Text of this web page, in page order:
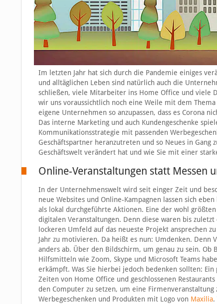
Im letzten Jahr hat sich durch die Pandemie einiges
und alltäglichen Leben sind natürlich auch die
schließen, viele Mitarbeiter ins Home Office und viele
wir uns voraussichtlich noch eine Weile mit dem
eigene Unternehmen so anzupassen, dass es Corona
Das interne Marketing und auch Kundengeschenke
Kommunikationsstrategie mit passenden
Geschäftspartner heranzutreten und so Neues in
Geschäftswelt verändert hat und wie Sie mit einer
Online-Veranstaltungen statt Messen
In der Unternehmenswelt wird seit einger Zeit und
neue Websites und Online-Kampagnen lassen sich
als lokal durchgeführte Aktionen. Eine der wohl
digitalen Veranstaltungen. Denn diese waren bis
lockeren Umfeld auf das neueste Projekt ansprechen
Jahr zu motivieren. Da heißt es nun: Umdenken. Denn
anders ab. Über den Bildschirm, um genau zu sein.
Hilfsmitteln wie Zoom, Skype und Microsoft Teams
erkämpft. Was Sie hierbei jedoch bedenken sollten:
Zeiten von Home Office und geschlossenen
den Computer zu setzen, um eine
Werbegeschenken und Produkten mit Logo von Maxilia.